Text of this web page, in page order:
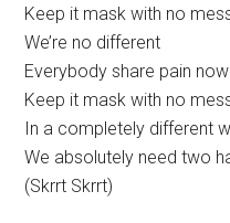
Keep it mask with no
We’re no different
Everybody share pain now
Keep it mask with no
In a completely different
We absolutely need two
(Skrrt Skrrt)